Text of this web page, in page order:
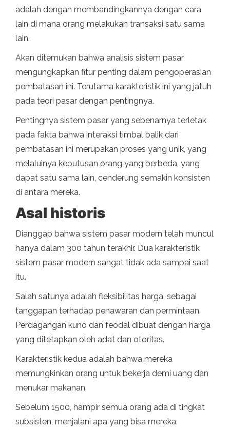
adalah dengan membandingkannya dengan cara
lain di mana orang melakukan transaksi satu sama
lain.
Akan ditemukan bahwa analisis sistem pasar
mengungkapkan fitur penting dalam pengoperasian
pembatasan ini. Terutama karakteristik ini yang jatuh
pada teori pasar dengan pentingnya.
Pentingnya sistem pasar yang sebenarnya terletak
pada fakta bahwa interaksi timbal balik dari
pembatasan ini merupakan proses yang unik, yang
melaluinya keputusan orang yang berbeda, yang
dapat satu sama lain, cenderung semakin konsisten
di antara mereka.
Asal historis
Dianggap bahwa sistem pasar modern telah muncul
hanya dalam 300 tahun terakhir. Dua karakteristik
sistem pasar modern sangat tidak ada sampai saat
itu.
Salah satunya adalah fleksibilitas harga, sebagai
tanggapan terhadap penawaran dan permintaan.
Perdagangan kuno dan feodal dibuat dengan harga
yang ditetapkan oleh adat dan otoritas.
Karakteristik kedua adalah bahwa mereka
memungkinkan orang untuk bekerja demi uang dan
menukar makanan.
Sebelum 1500, hampir semua orang ada di tingkat
subsisten, menjalani apa yang bisa mereka